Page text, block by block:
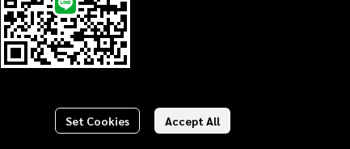
Set Cookies Accept All